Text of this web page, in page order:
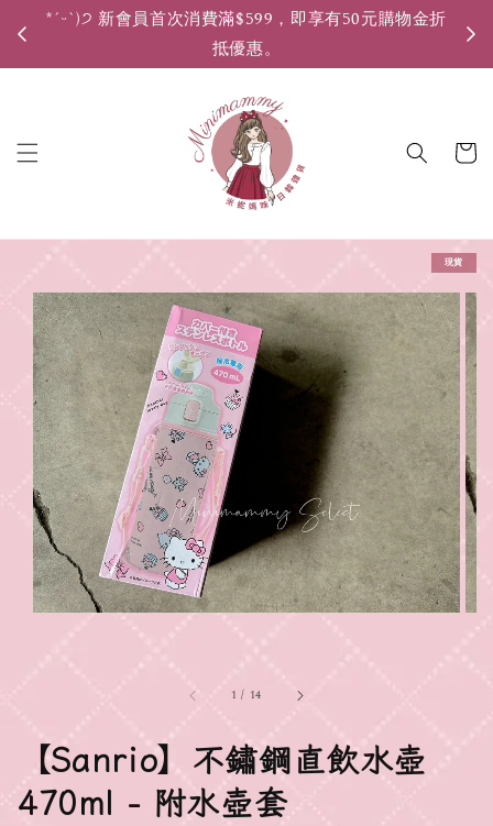
*ˊᵕˋ)੭ 新會員首次消費滿$599，即享有50元購物金折
抵優惠。
1 / 14
現貨
【Sanrio】不鏽鋼直飲水壺
470ml - 附水壺套